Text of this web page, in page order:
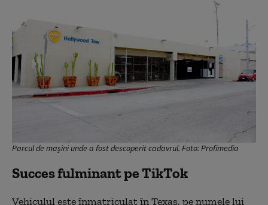
Parcul de mașini unde a fost descoperit cadavrul. Foto: Profimedia
Succes fulminant pe TikTok
Vehiculul este înmatriculat în Texas, pe numele lui